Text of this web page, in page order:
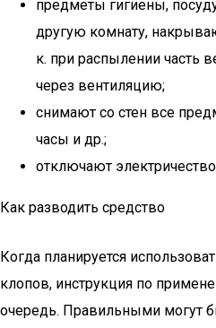
предметы гигиены,
другую комнату,
к. при распылении часть
через вентиляцию;
снимают со стен все
часы и др.;
отключают
Как разводить средство
Когда планируется
клопов, инструкция по
очередь. Правильными могут